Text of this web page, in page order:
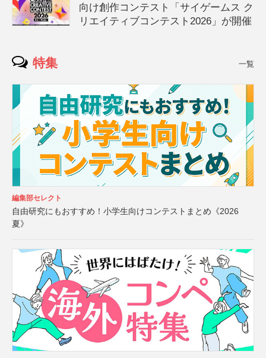
向け創作コンテスト「サイゲームス ク
リエイティブコンテスト2026」が開催
特集 一覧
編集部セレクト
自由研究にもおすすめ！小学生向けコンテストまとめ《2026
夏》